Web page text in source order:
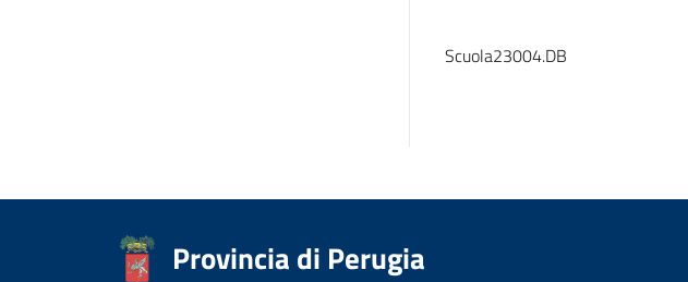
Scuola23004.DB
Provincia di Perugia